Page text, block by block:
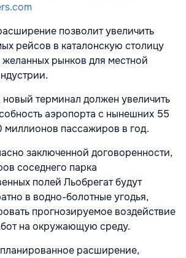
позволит увеличить
рейсов в каталонскую столицу
рынков для местной
терминал должен увеличить
аэропорта с нынешних 55
миллионов пассажиров в год.
заключенной договоренности,
соседнего парка
полей Льобрегат будут
в водно-болотные угодья,
прогнозируемое воздействие
на окружающую среду.
расширение,